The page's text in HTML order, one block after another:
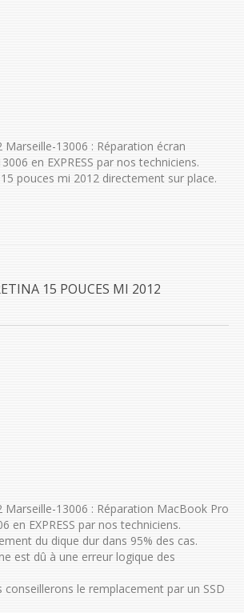
13006 : Réparation écran
en EXPRESS par nos techniciens.
pouces mi 2012 directement sur place.
15 POUCES MI 2012
13006 : Réparation MacBook Pro
en EXPRESS par nos techniciens.
du dique dur dans 95% des cas.
est dû à une erreur logique des
le remplacement par un SSD